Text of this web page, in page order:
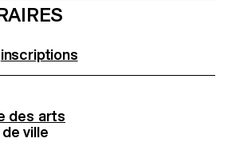
inscriptions
des arts
ville